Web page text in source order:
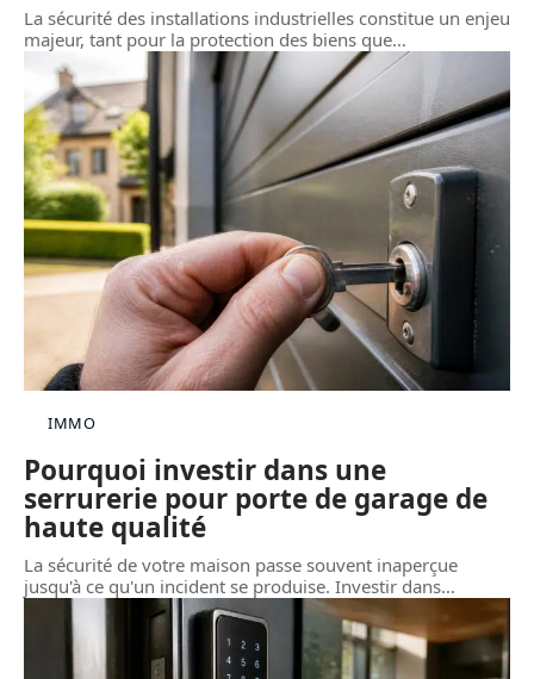
La sécurité des installations industrielles constitue un enjeu
majeur, tant pour la protection des biens que…
IMMO
Pourquoi investir dans une
serrurerie pour porte de garage de
haute qualité
La sécurité de votre maison passe souvent inaperçue
jusqu'à ce qu'un incident se produise. Investir dans…